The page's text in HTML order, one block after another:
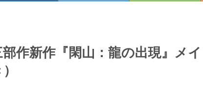
作新作『閑山：龍の出現』メイ